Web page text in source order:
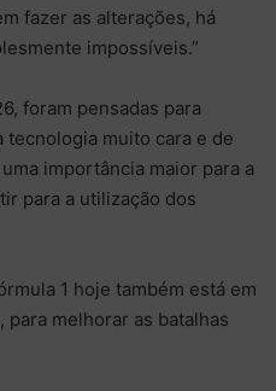
fazer as alterações, há
impossíveis.”
foram pensadas para
muito cara e de
importância maior para a
para a utilização dos
1 hoje também está em
melhorar as batalhas